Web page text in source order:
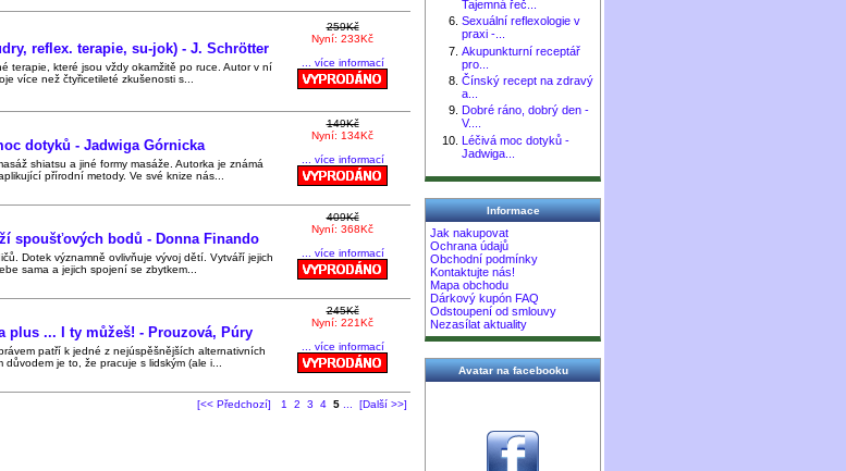
reflex. terapie, su-jok) - J. Schrötter
terapie, které jsou vždy okamžitě po ruce. Autor v ní
více než čtyřicetileté zkušenosti s...
259Kč
Nyní: 233Kč
... více informací
dotyků - Jadwiga Górnicka
shiatsu a jiné formy masáže. Autorka je známá
přírodní metody. Ve své knize nás...
149Kč
Nyní: 134Kč
... více informací
spoušťových bodů - Donna Finando
Dotek významně ovlivňuje vývoj dětí. Vytváří jejich
sama a jejich spojení se zbytkem...
409Kč
Nyní: 368Kč
... více informací
plus ... I ty můžeš! - Prouzová, Púry
patří k jedné z nejúspěšnějších alternativních
důvodem je to, že pracuje s lidským (ale i...
245Kč
Nyní: 221Kč
... více informací
[<< Předchozí] 1 2 3 4 5 ... [Další >>]
Tajemná řeč...
Sexuální reflexologie v
praxi -...
Akupunkturní receptář
pro...
Čínský recept na zdravý
a...
Dobré ráno, dobrý den -
V....
Léčivá moc dotyků -
Jadwiga...
Informace
Jak nakupovat
Ochrana údajů
Obchodní podmínky
Kontaktujte nás!
Mapa obchodu
Dárkový kupón FAQ
Odstoupení od smlouvy
Nezasílat aktuality
Avatar na facebooku